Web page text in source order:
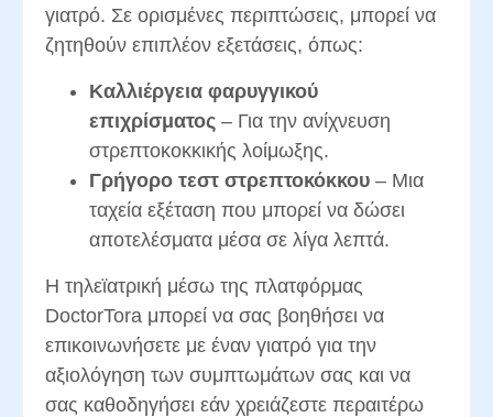
γιατρό. Σε ορισμένες περιπτώσεις, μπορεί να
ζητηθούν επιπλέον εξετάσεις, όπως:
Καλλιέργεια φαρυγγικού
επιχρίσματος – Για την ανίχνευση
στρεπτοκοκκικής λοίμωξης.
Γρήγορο τεστ στρεπτοκόκκου – Μια
ταχεία εξέταση που μπορεί να δώσει
αποτελέσματα μέσα σε λίγα λεπτά.
Η τηλεϊατρική μέσω της πλατφόρμας
DoctorTora μπορεί να σας βοηθήσει να
επικοινωνήσετε με έναν γιατρό για την
αξιολόγηση των συμπτωμάτων σας και να
σας καθοδηγήσει εάν χρειάζεστε περαιτέρω